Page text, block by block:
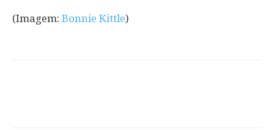
(Imagem: Bonnie Kittle)